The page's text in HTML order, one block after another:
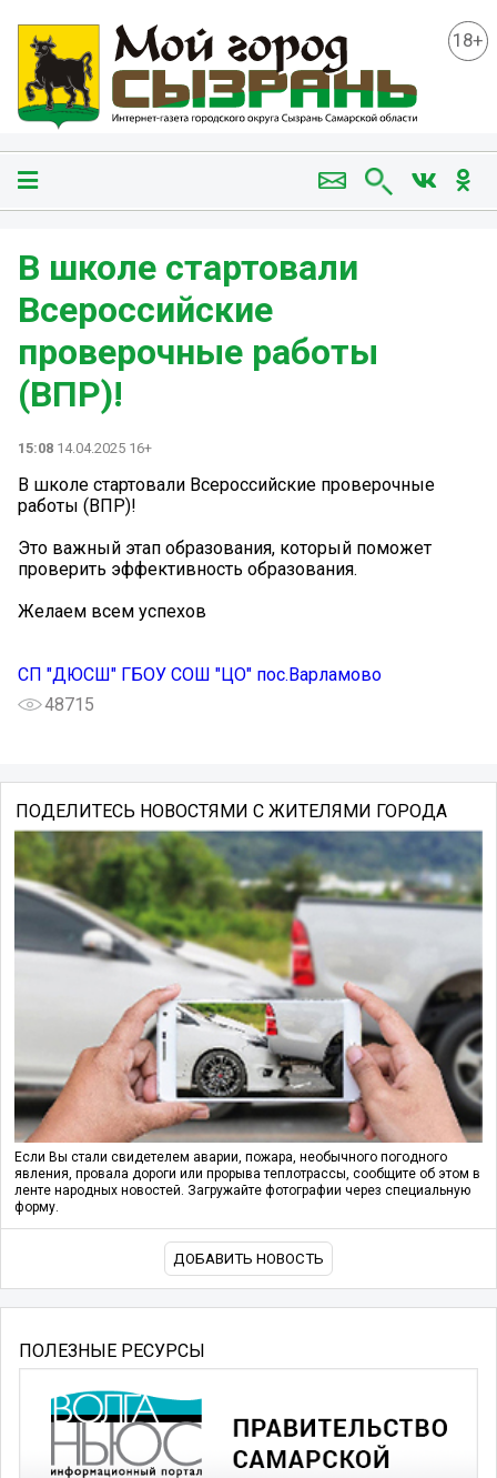
18+
В школе стартовали
Всероссийские
проверочные работы
(ВПР)!
15:08 14.04.2025 16+
В школе стартовали Всероссийские проверочные
работы (ВПР)!
Это важный этап образования, который поможет
проверить эффективность образования.
Желаем всем успехов️
СП "ДЮСШ" ГБОУ СОШ "ЦО" пос.Варламово
48715
ПОДЕЛИТЕСЬ НОВОСТЯМИ С ЖИТЕЛЯМИ ГОРОДА
Если Вы стали свидетелем аварии, пожара, необычного погодного
явления, провала дороги или прорыва теплотрассы, сообщите об этом в
ленте народных новостей. Загружайте фотографии через специальную
форму.
ДОБАВИТЬ НОВОСТЬ
ПОЛЕЗНЫЕ РЕСУРСЫ